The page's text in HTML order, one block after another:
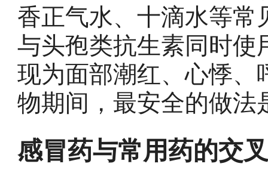
香正气水、十滴水等
与头孢类抗生素同时
现为面部潮红、心悸
物期间，最安全的做法
感冒药与常用药的交